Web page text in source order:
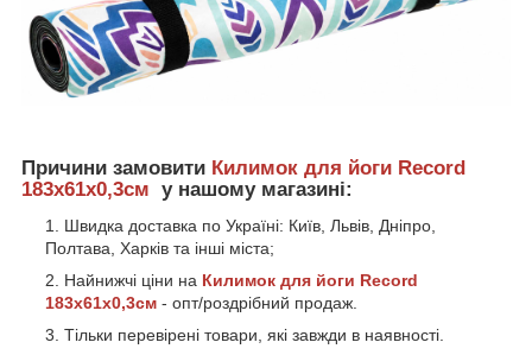
Причини замовити Килимок для йоги Record
183x61x0,3см у нашому магазині:
Швидка доставка по Україні: Київ, Львів, Дніпро,
Полтава, Харків та інші міста;
Найнижчі ціни на Килимок для йоги Record
183x61x0,3см - опт/роздрібний продаж.
Тільки перевірені товари, які завжди в наявності.